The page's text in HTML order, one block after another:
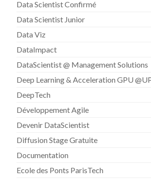
Data Scientist Confirmé
Data Scientist Junior
Data Viz
DataImpact
DataScientist @ Management Solutions
Deep Learning & Acceleration GPU
DeepTech
Développement Agile
Devenir DataScientist
Diffusion Stage Gratuite
Documentation
Ecole des Ponts ParisTech